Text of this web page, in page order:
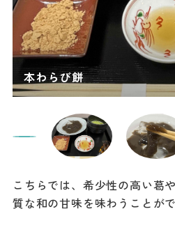
こちらでは、希少性の高い葛
質な和の甘味を味わうことがで